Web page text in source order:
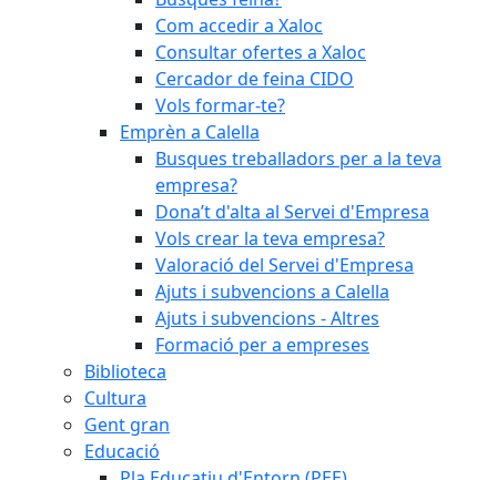
Com accedir a Xaloc
Consultar ofertes a Xaloc
Cercador de feina CIDO
Vols formar-te?
Emprèn a Calella
Busques treballadors per a la teva
empresa?
Dona’t d'alta al Servei d'Empresa
Vols crear la teva empresa?
Valoració del Servei d'Empresa
Ajuts i subvencions a Calella
Ajuts i subvencions - Altres
Formació per a empreses
Biblioteca
Cultura
Gent gran
Educació